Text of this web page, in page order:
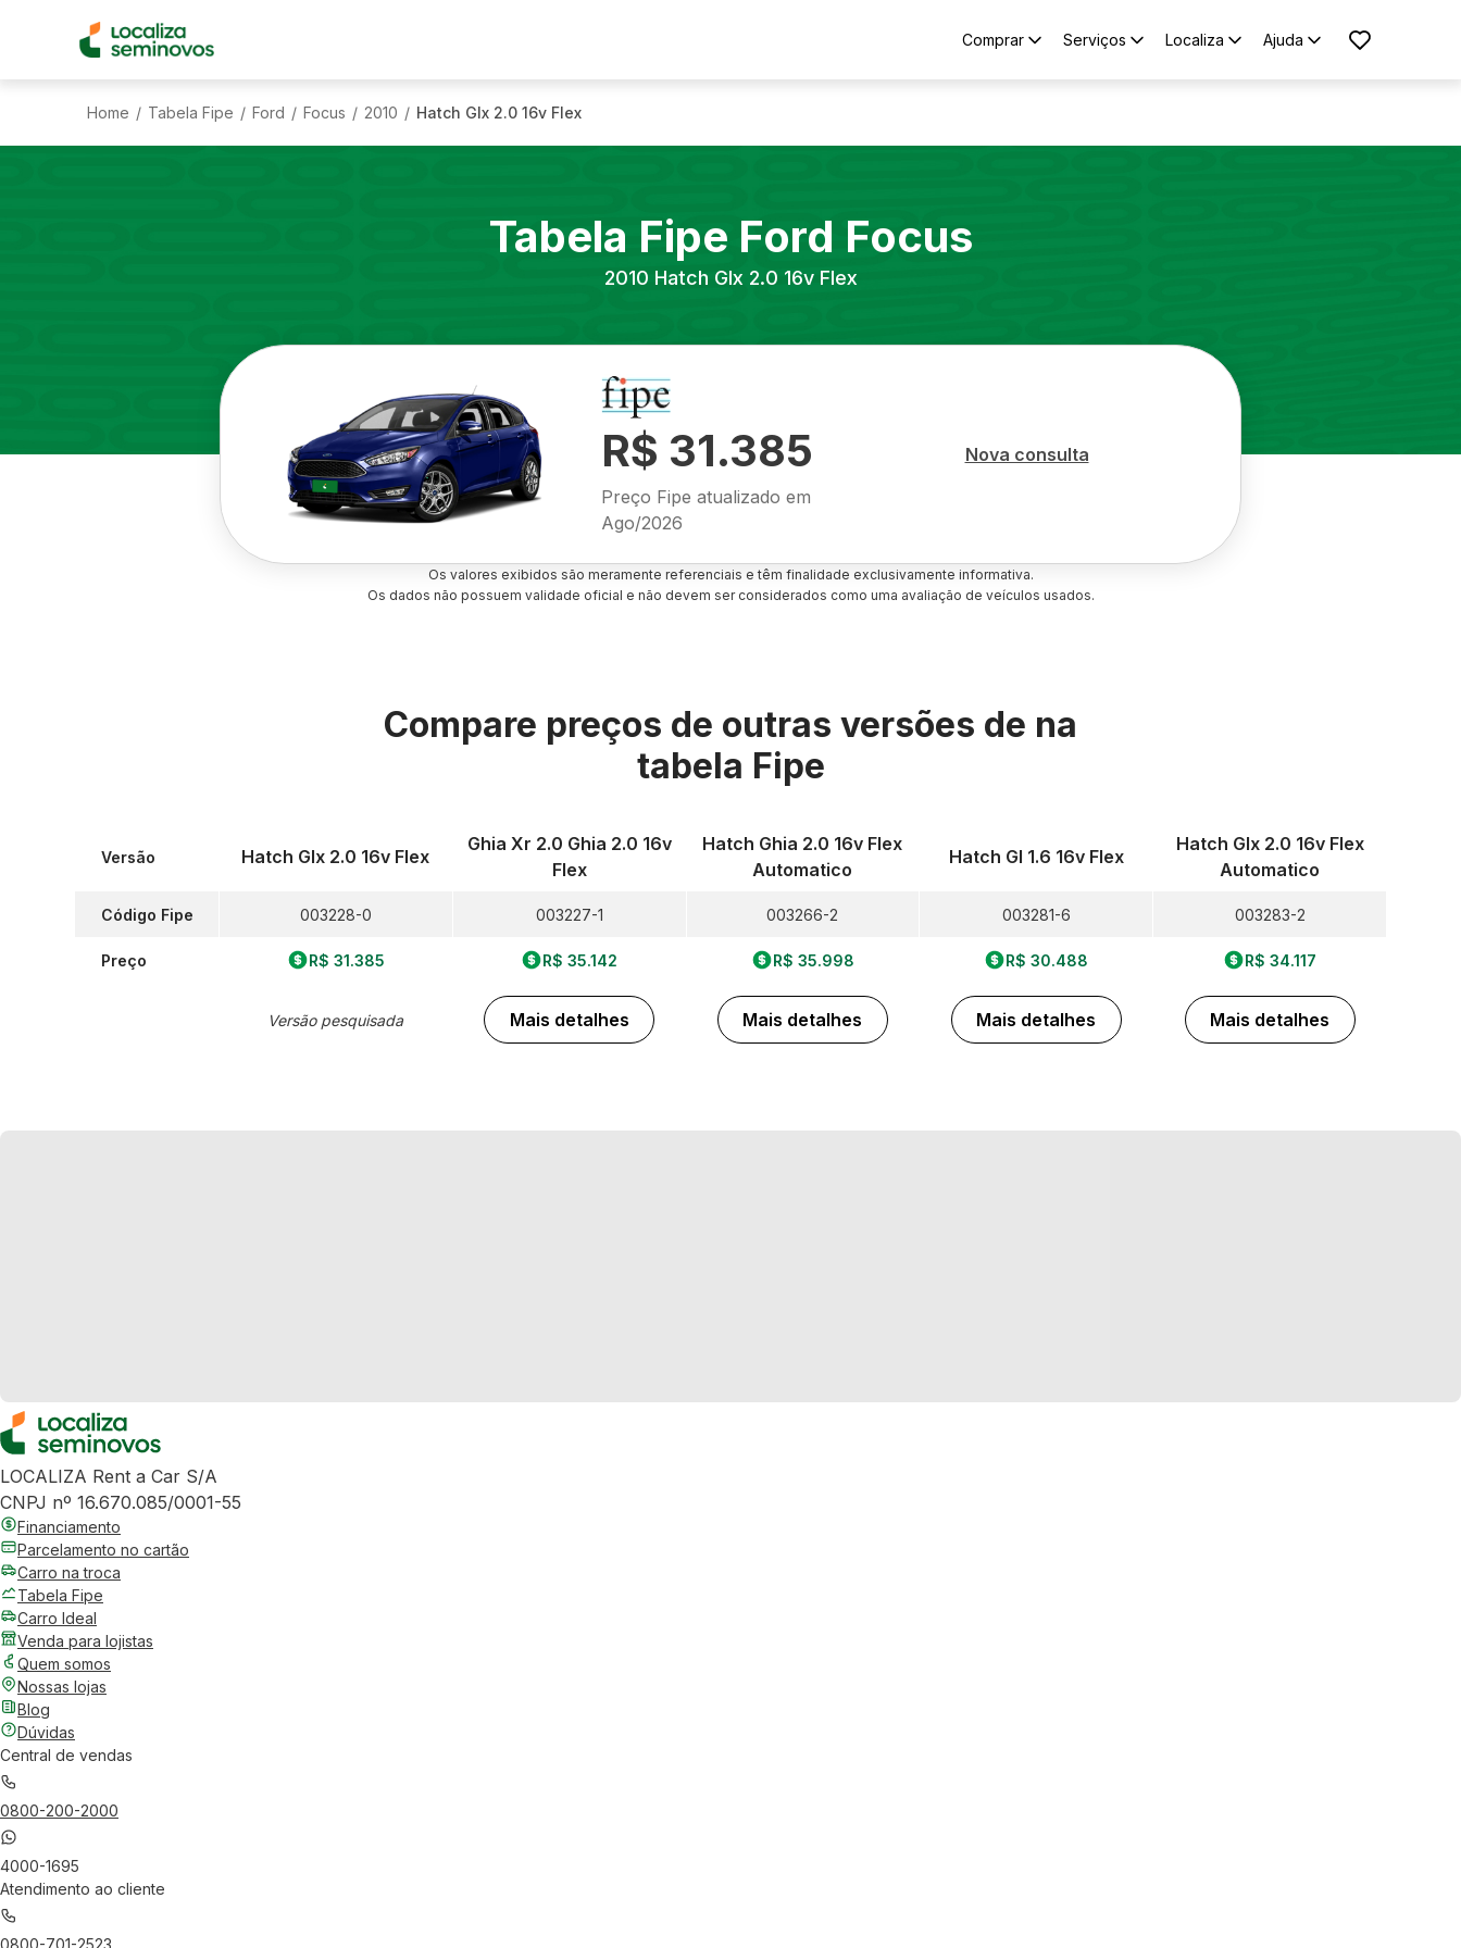
Comprar Serviços Localiza Ajuda
Home / Tabela Fipe / Ford / Focus / 2010 / Hatch Glx 2.0 16v Flex
Tabela Fipe Ford Focus
2010 Hatch Glx 2.0 16v Flex
R$ 31.385
Preço Fipe atualizado em
Ago/2026
Nova consulta
Os valores exibidos são meramente referenciais e têm finalidade exclusivamente informativa.
Os dados não possuem validade oficial e não devem ser considerados como uma avaliação de veículos usados.
Compare preços de outras versões de na
tabela Fipe
Versão
Código Fipe
Preço
Hatch Glx 2.0 16v Flex
003228-0
R$ 31.385
Versão pesquisada
Ghia Xr 2.0 Ghia 2.0 16v
Flex
003227-1
R$ 35.142
Mais detalhes
Hatch Ghia 2.0 16v Flex
Automatico
003266-2
R$ 35.998
Mais detalhes
Hatch Gl 1.6 16v Flex
003281-6
R$ 30.488
Mais detalhes
Hatch Glx 2.0 16v Flex
Automatico
003283-2
R$ 34.117
Mais detalhes
LOCALIZA Rent a Car S/A
CNPJ nº 16.670.085/0001-55
Financiamento
Parcelamento no cartão
Carro na troca
Tabela Fipe
Carro Ideal
Venda para lojistas
Quem somos
Nossas lojas
Blog
Dúvidas
Central de vendas
0800-200-2000
4000-1695
Atendimento ao cliente
0800-701-2523